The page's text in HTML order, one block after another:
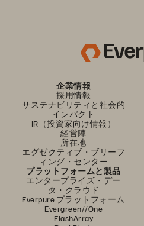
企業情報
採用情報
サステナビリティと社会的
インパクト
IR（投資家向け情報）
経営陣
所在地
エグゼクティブ・ブリーフ
ィング・センター
プラットフォームと製品
エンタープライズ・デー
タ・クラウド
Everpure プラットフォーム
Evergreen//One
FlashArray